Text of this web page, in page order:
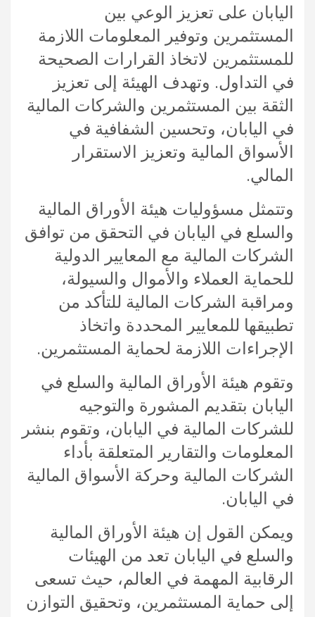
اليابان على تعزيز الوعي بين
المستثمرين وتوفير المعلومات اللازمة
للمستثمرين لاتخاذ القرارات الصحيحة
في التداول. وتهدف الهيئة إلى تعزيز
الثقة بين المستثمرين والشركات المالية
في اليابان، وتحسين الشفافية في
الأسواق المالية وتعزيز الاستقرار
المالي.
وتتمثل مسؤوليات هيئة الأوراق المالية
والسلع في اليابان في التحقق من توافق
الشركات المالية مع المعايير الدولية
للحماية العملاء والأموال والسيولة،
ومراقبة الشركات المالية للتأكد من
تطبيقها للمعايير المحددة واتخاذ
الإجراءات اللازمة لحماية المستثمرين.
وتقوم هيئة الأوراق المالية والسلع في
اليابان بتقديم المشورة والتوجيه
للشركات المالية في اليابان، وتقوم بنشر
المعلومات والتقارير المتعلقة بأداء
الشركات المالية وحركة الأسواق المالية
في اليابان.
ويمكن القول إن هيئة الأوراق المالية
والسلع في اليابان تعد من الهيئات
الرقابية المهمة في العالم، حيث تسعى
إلى حماية المستثمرين، وتحقيق التوازن